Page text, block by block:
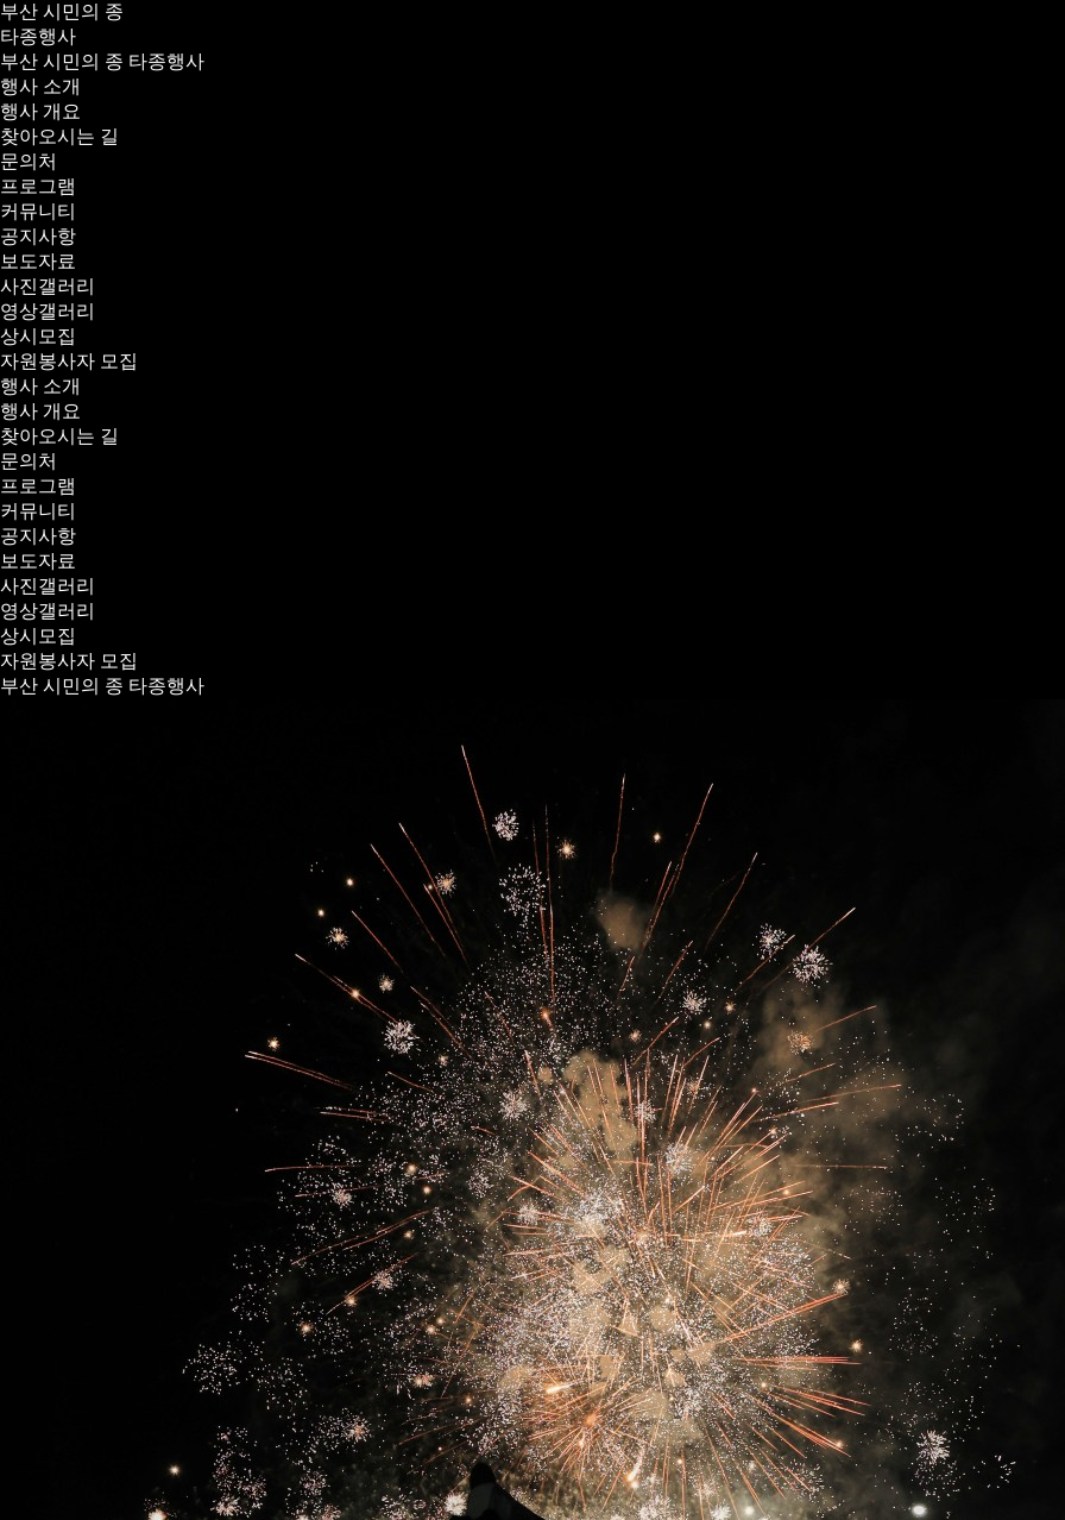
부산 시민의 종
타종행사
부산 시민의 종 타종행사
행사 소개
행사 개요
찾아오시는 길
문의처
프로그램
커뮤니티
공지사항
보도자료
사진갤러리
영상갤러리
상시모집
자원봉사자 모집
행사 소개
행사 개요
찾아오시는 길
문의처
프로그램
커뮤니티
공지사항
보도자료
사진갤러리
영상갤러리
상시모집
자원봉사자 모집
부산 시민의 종 타종행사